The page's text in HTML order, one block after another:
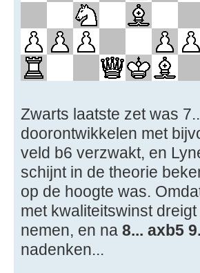
Zwarts laatste zet was
doorontwikkelen met
veld b6 verzwakt, en
schijnt in de theorie
op de hoogte was.
met kwaliteitswinst
nemen, en na 8... axb5
nadenken...